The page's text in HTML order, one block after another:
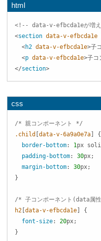
html
<!-- data-v-efbcda1eが増
<section data-v-efbcda1e
<h2 data-v-efbcda1e>子
<p data-v-efbcda1e>子コ
</section>
css
/* 親コンポーネント */
.child [data-v-6a9a0e7a]
{
border-bottom: 1 px
padding-bottom: 30px;
margin-bottom: 30px;
}
/* 子コンポーネント(data属
h2 [data-v-efbcda1e]
{
font-size: 20px;
}